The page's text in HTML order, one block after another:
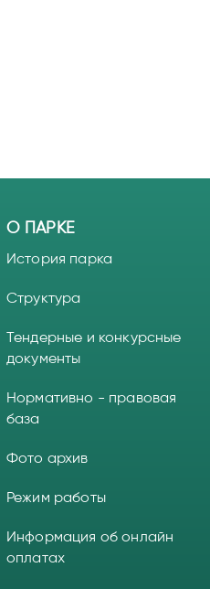
О ПАРКЕ
История парка
Структура
Тендерные и конкурсные
документы
Нормативно - правовая
база
Фото архив
Режим работы
Информация об онлайн
оплатах